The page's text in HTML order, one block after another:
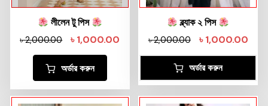
লীলেন টু পিস
৳2,000.00 ৳1,000.00
অর্ডার করুন
ব্ল্যাক ২ পিস
৳2,000.00 ৳1,000.00
অর্ডার করুন